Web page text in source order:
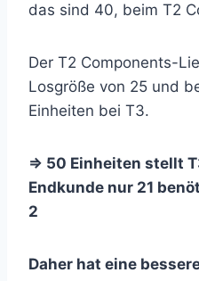
das sind 40, beim T2
Der T2 Components-
Losgröße von 25 und
Einheiten bei T3.
=> 50 Einheiten stellt
Endkunde nur 21
2
Daher hat eine